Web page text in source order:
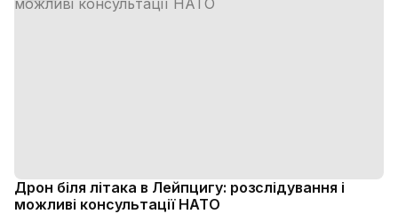
Дрон біля літака в Лейпцигу: розслідування і
можливі консультації НАТО